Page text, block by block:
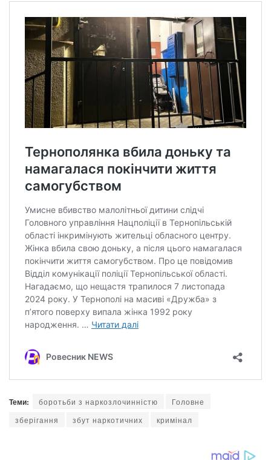
Теми: боротьби з наркозлочинністю
Головне
зберігання
збут наркотичних кримінал